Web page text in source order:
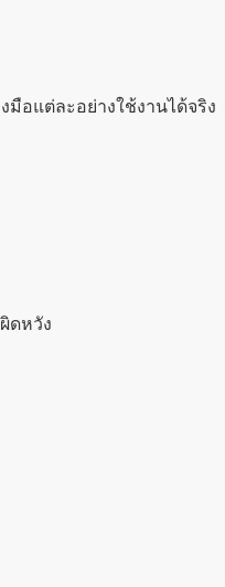
มือแต่ละอย่างใช้งานได้จริง
ดหวัง